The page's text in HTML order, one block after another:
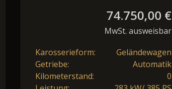
74.750,00 €
MwSt. ausweisbar
Karosserieform:
Geländewagen
Getriebe:
Automatik
Kilometerstand:
0